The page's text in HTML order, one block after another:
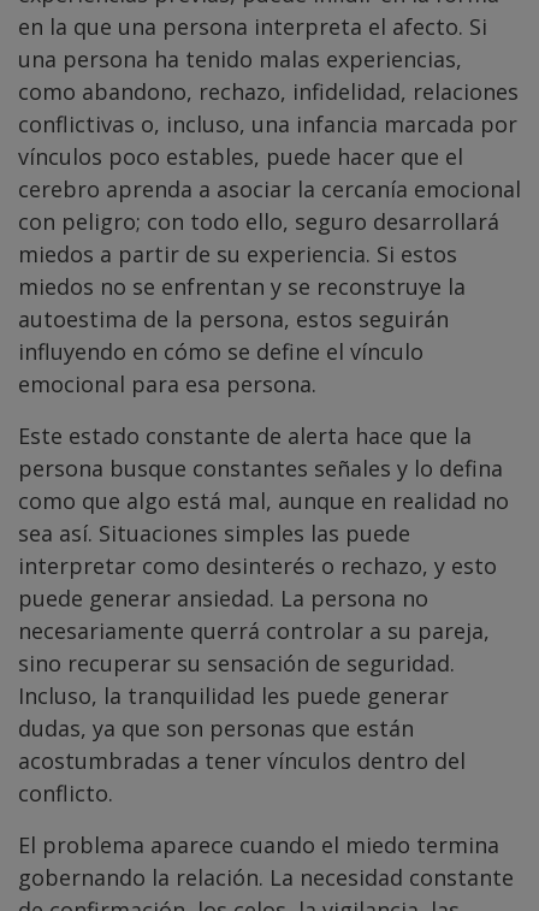
en la que una persona interpreta el afecto. Si
una persona ha tenido malas experiencias,
como abandono, rechazo, infidelidad, relaciones
conflictivas o, incluso, una infancia marcada por
vínculos poco estables, puede hacer que el
cerebro aprenda a asociar la cercanía emocional
con peligro; con todo ello, seguro desarrollará
miedos a partir de su experiencia. Si estos
miedos no se enfrentan y se reconstruye la
autoestima de la persona, estos seguirán
influyendo en cómo se define el vínculo
emocional para esa persona.
Este estado constante de alerta hace que la
persona busque constantes señales y lo defina
como que algo está mal, aunque en realidad no
sea así. Situaciones simples las puede
interpretar como desinterés o rechazo, y esto
puede generar ansiedad. La persona no
necesariamente querrá controlar a su pareja,
sino recuperar su sensación de seguridad.
Incluso, la tranquilidad les puede generar
dudas, ya que son personas que están
acostumbradas a tener vínculos dentro del
conflicto.
El problema aparece cuando el miedo termina
gobernando la relación. La necesidad constante